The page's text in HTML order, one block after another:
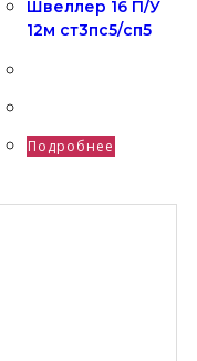
Швеллер 16 П/У
12м ст3пс5/сп5
Подробнее